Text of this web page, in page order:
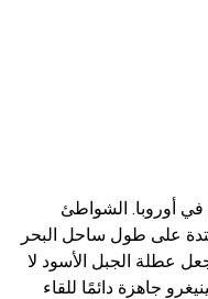
في أوروبا. الشواطئ
على طول ساحل البحر
عطلة الجبل الأسود لا
جاهزة دائمًا للقاء